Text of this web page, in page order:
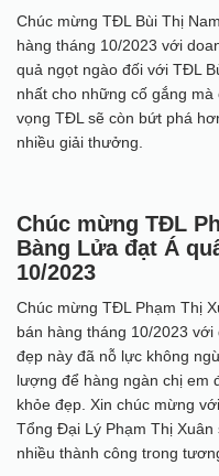
Chúc mừng TĐL Bùi Thị
hàng tháng 10/2023 với
quả ngọt ngào đối với TĐL
nhất cho những cố gắng
vọng TĐL sẽ còn bứt phá
nhiều giải thưởng.
Chúc mừng TĐL
Bàng Lửa đạt Á
10/2023
Chúc mừng TĐL Phạm Thị
bán hàng tháng 10/2023
đẹp này đã nỗ lực không
lượng để hàng ngàn chị em
khỏe đẹp. Xin chúc mừng
Tổng Đại Lý Phạm Thị
nhiều thành công trong